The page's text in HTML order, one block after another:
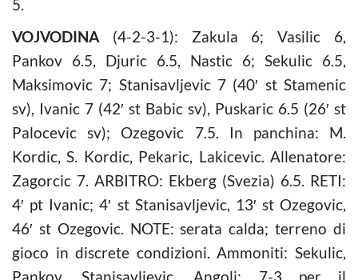
5.
VOJVODINA (4-2-3-1): Zakula 6; Vasilic 6,
Pankov 6.5, Djuric 6.5, Nastic 6; Sekulic 6.5,
Maksimovic 7; Stanisavljevic 7 (40′ st Stamenic
sv), Ivanic 7 (42′ st Babic sv), Puskaric 6.5 (26′ st
Palocevic sv); Ozegovic 7.5. In panchina: M.
Kordic, S. Kordic, Pekaric, Lakicevic. Allenatore:
Zagorcic 7. ARBITRO: Ekberg (Svezia) 6.5. RETI:
4′ pt Ivanic; 4′ st Stanisavljevic, 13′ st Ozegovic,
46′ st Ozegovic. NOTE: serata calda; terreno di
gioco in discrete condizioni. Ammoniti: Sekulic,
Pankov, Stanisavljevic. Angoli: 7-3 per il